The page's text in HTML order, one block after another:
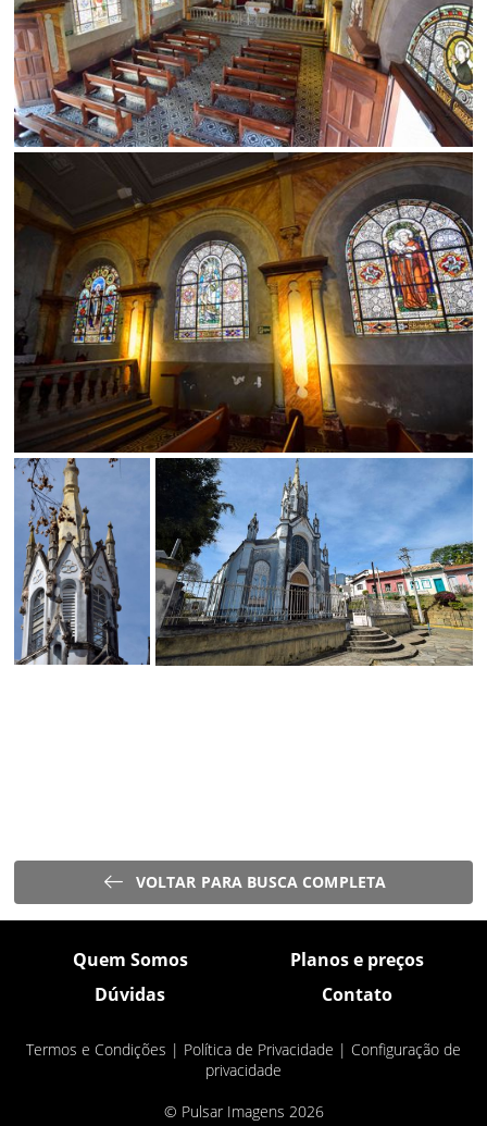
VOLTAR PARA BUSCA COMPLETA
Quem Somos
Planos e preços
Dúvidas
Contato
Termos e Condições | Política de Privacidade | Configuração de
privacidade
© Pulsar Imagens 2026